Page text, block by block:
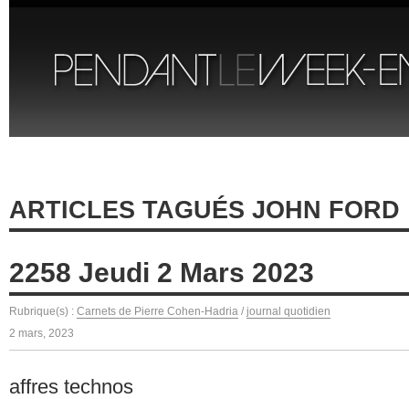
ARTICLES TAGUÉS JOHN FORD
2258 Jeudi 2 Mars 2023
Rubrique(s) : Carnets de Pierre Cohen-Hadria / journal quotidien
2 mars, 2023
affres technos